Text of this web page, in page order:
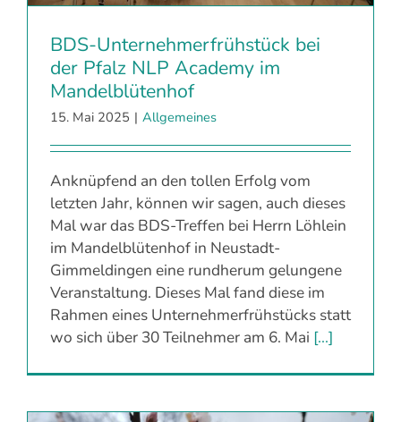
BDS-Unternehmerfrühstück bei
der Pfalz NLP Academy im
Mandelblütenhof
15. Mai 2025 | Allgemeines
Anknüpfend an den tollen Erfolg vom
letzten Jahr, können wir sagen, auch dieses
Mal war das BDS-Treffen bei Herrn Löhlein
im Mandelblütenhof in Neustadt-
Gimmeldingen eine rundherum gelungene
Veranstaltung. Dieses Mal fand diese im
Rahmen eines Unternehmerfrühstücks statt
wo sich über 30 Teilnehmer am 6. Mai [...]